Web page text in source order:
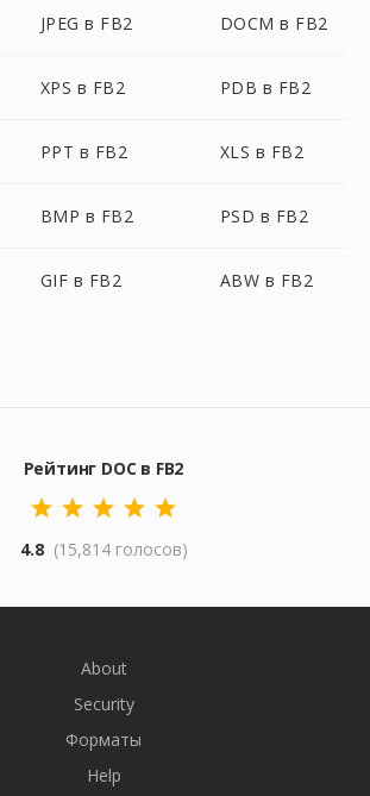
JPEG в FB2 DOCM в FB2
XPS в FB2 PDB в FB2
PPT в FB2 XLS в FB2
BMP в FB2 PSD в FB2
GIF в FB2 ABW в FB2
Рейтинг DOC в FB2
4.8 (15,814 голосов)
About
Security
Форматы
Help